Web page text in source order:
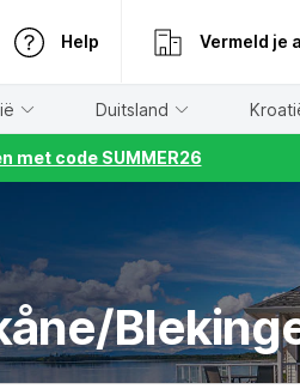
Help Vermeld je
Duitsland
met code SUMMER26